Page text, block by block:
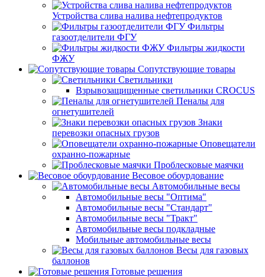
Устройства слива налива нефтепродуктов
Фильтры
газоотделители ФГУ
Фильтры жидкости
ФЖУ
Сопутствующие товары
Светильники
Взрывозащищенные светильники CROCUS
Пеналы для
огнетушителей
Знаки
перевозки опасных грузов
Оповещатели
охранно-пожарные
Проблесковые маячки
Весовое обоурдование
Автомобильные весы
Автомобильные весы "Оптима"
Автомобильные весы "Стандарт"
Автомобильные весы "Тракт"
Автомобильные весы подкладные
Мобильные автомобильные весы
Весы для газовых
баллонов
Готовые решения